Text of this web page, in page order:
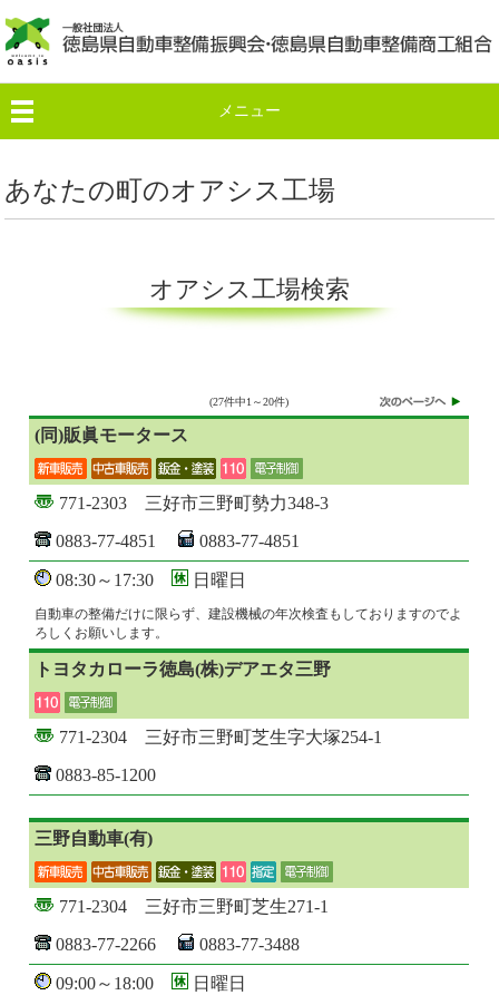
メニュー
あなたの町のオアシス工場
オアシス工場検索
(27件中1～20件)
(同)販眞モータース
771-2303 三好市三野町勢力348-3
0883-77-4851
0883-77-4851
08:30～17:30 日曜日
自動車の整備だけに限らず、建設機械の年次検査もしておりますのでよ
ろしくお願いします。
トヨタカローラ徳島(株)デアエタ三野
771-2304 三好市三野町芝生字大塚254-1
0883-85-1200
三野自動車(有)
771-2304 三好市三野町芝生271-1
0883-77-2266
0883-77-3488
09:00～18:00 日曜日